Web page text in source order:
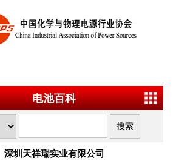
电池百科
深圳天祥瑞实业有限公司